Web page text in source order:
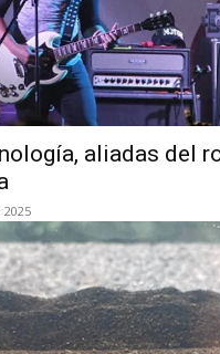
aliadas del